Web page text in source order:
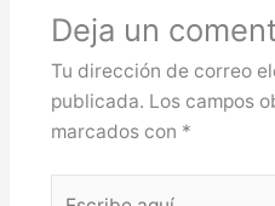
Deja un
Tu dirección de correo
publicada. Los campos
marcados con *